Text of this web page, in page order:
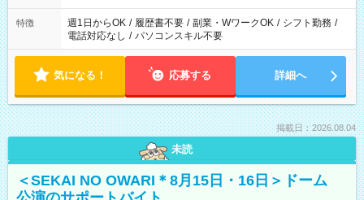
特徴 週1日からOK / 履歴書不要 / 副業・WワークOK / シフト勤務 /
電話対応なし / パソコンスキル不要
気になる！ 応募する 詳細へ
掲載日：2026.08.04
未読
＜SEKAI NO OWARI＊8月15日・16日＞ドーム